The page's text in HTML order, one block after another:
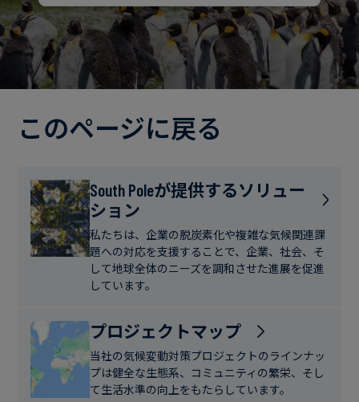
地
誠
実
へ
り
み
ル
ギ
ー・
電
ガ
ス
食
飲
料
ス
テ
ナ
ブ
イ
ベ
ン
ト
ブ
ロ
ー
ス
ス
デ
ィ
ニ
このページに戻る
South Poleが提供するソリュー
ション
私たちは、企業の脱炭素化や複雑な気候関連課
題への対応を支援することで、企業、社会、そ
して地球全体のニーズを調和させた進展を促進
しています。
プロジェクトマップ
当社の気候変動対策プロジェクトのラインナッ
プは健全な生態系、コミュニティの繁栄、そし
て生活水準の向上をもたらしています。